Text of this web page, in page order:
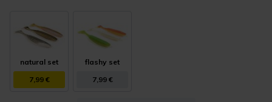
natural set
7,99 €
flashy set
7,99 €